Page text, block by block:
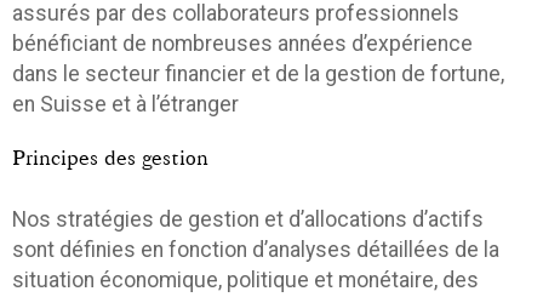
assurés par des collaborateurs professionnels
bénéficiant de nombreuses années d’expérience
dans le secteur financier et de la gestion de fortune,
en Suisse et à l’étranger
Principes des gestion
Nos stratégies de gestion et d’allocations d’actifs
sont définies en fonction d’analyses détaillées de la
situation économique, politique et monétaire, des